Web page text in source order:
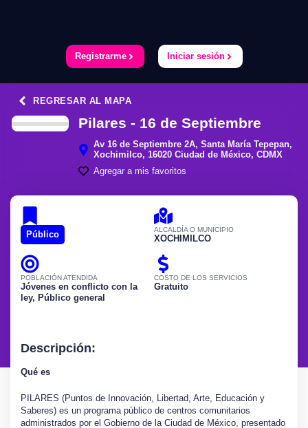
Registrarme Iniciar sesión
REGRESAR AL MAPA
Pilares - 16 de Septiembre
Av 16 de Septiembre 2A, Santa María Tepepan,
Xochimilco, 16020 Ciudad de México, CDMX
Agregar a mis favoritos
Público ALCALDÍA O MUNICIPIO
XOCHIMILCO
POBLACIÓN ATENDIDA
Jóvenes en conflicto con la
ley, Público general
COSTO DE LOS SERVICIOS
Gratuito
Descripción:
Qué es
PILARES (Puntos de Innovación, Libertad, Arte, Educación y
Saberes) es un programa público de centros comunitarios
administrados por el Gobierno de la Ciudad de México, presentado